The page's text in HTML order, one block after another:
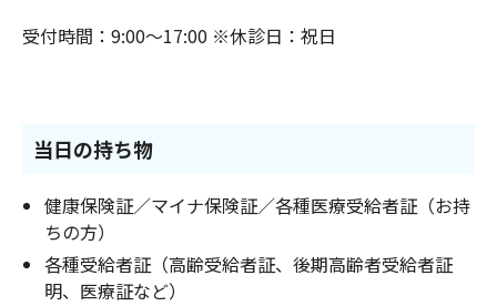
受付時間：9:00〜17:00 ※休診日：祝日
当日の持ち物
健康保険証／マイナ保険証／各種医療受給者証（お持
ちの方）
各種受給者証（高齢受給者証、後期高齢者受給者証
明、医療証など）